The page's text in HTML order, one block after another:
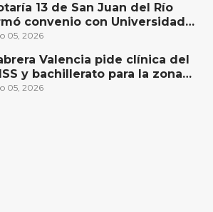
13 de San Juan del Río
convenio con Universidad
del Bajío para recibir
05, 2026
Valencia pide clínica del
y bachillerato para la zona
de San Juan del Río
05, 2026